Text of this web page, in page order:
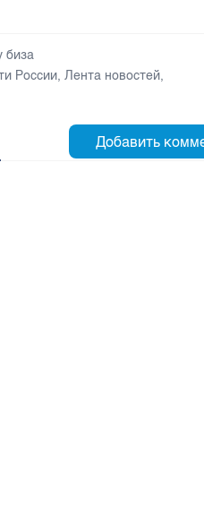
биза
России,Лента новостей,